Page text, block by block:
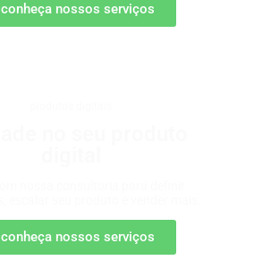
conheça nossos serviços
conheça nossos serviços